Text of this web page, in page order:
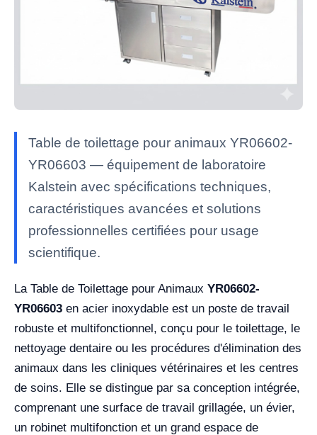
Table de toilettage pour animaux YR06602-
YR06603 — équipement de laboratoire
Kalstein avec spécifications techniques,
caractéristiques avancées et solutions
professionnelles certifiées pour usage
scientifique.
La Table de Toilettage pour Animaux YR06602-
YR06603 en acier inoxydable est un poste de travail
robuste et multifonctionnel, conçu pour le toilettage, le
nettoyage dentaire ou les procédures d'élimination des
animaux dans les cliniques vétérinaires et les centres
de soins. Elle se distingue par sa conception intégrée,
comprenant une surface de travail grillagée, un évier,
un robinet multifonction et un grand espace de